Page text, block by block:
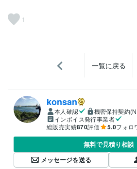
1
一覧に戻る
konsan
本人確認
機密保持契約
インボイス発行事業者
総販売実績870評価 5.0フォロ
無料で見積り相談
メッセージを送る